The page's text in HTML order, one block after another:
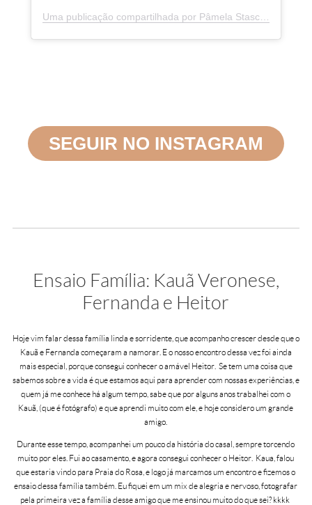
Uma publicação compartilhada por Pâmela Stasczak Fotografias (@pamelastasczakfotografia)
SEGUIR NO INSTAGRAM
Ensaio Família: Kauã Veronese,
Fernanda e Heitor
Hoje vim falar dessa família linda e sorridente, que acompanho crescer desde que o
Kauã e Fernanda começaram a namorar. E o nosso encontro dessa vez foi ainda
mais especial, porque consegui conhecer o amável Heitor. Se tem uma coisa que
sabemos sobre a vida é que estamos aqui para aprender com nossas experiências, e
quem já me conhece há algum tempo, sabe que por alguns anos trabalhei com o
Kauã, (que é fotógrafo) e que aprendi muito com ele, e hoje considero um grande
amigo.
Durante esse tempo, acompanhei um pouco da história do casal, sempre torcendo
muito por eles. Fui ao casamento, e agora consegui conhecer o Heitor. Kaua, falou
que estaria vindo para Praia do Rosa, e logo já marcamos um encontro e fizemos o
ensaio dessa família também. Eu fiquei em um mix de alegria e nervoso, fotografar
pela primeira vez a família desse amigo que me ensinou muito do que sei? kkkk